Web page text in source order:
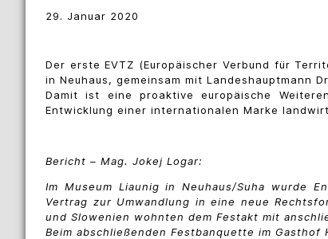
29. Januar 2020
Der erste EVTZ (Europäischer Verbund für
in Neuhaus, gemeinsam mit Landeshauptmann
Damit ist eine proaktive europäische
Entwicklung einer internationalen Marke
Bericht – Mag. Jokej Logar:
Im Museum Liaunig in Neuhaus/Suha wurde
Vertrag zur Umwandlung in eine neue
und Slowenien wohnten dem Festakt mit
Beim abschließenden Festbanquette im